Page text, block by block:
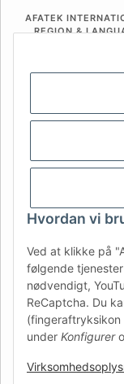
Hvordan vi
Ved at klikke på
følgende
nødvendigt,
ReCaptcha. Du
(fingeraftryksikon
under Konfigurer
AFATEK
REGION &
FR
AFATEK
Teknisk
Tilbud til